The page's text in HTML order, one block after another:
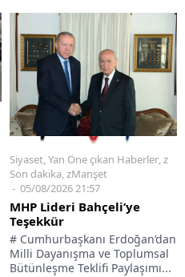
Siyaset,Yan Öne çıkan Haberler,z
Son dakika,zManşet
05/08/2026 21:57
MHP Lideri Bahçeli’ye
Teşekkür
# Cumhurbaşkanı Erdoğan’dan
Milli Dayanışma ve Toplumsal
Bütünleşme Teklifi Paylaşımı...